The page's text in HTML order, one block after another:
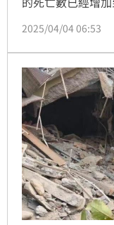
2025/04/04 06:53